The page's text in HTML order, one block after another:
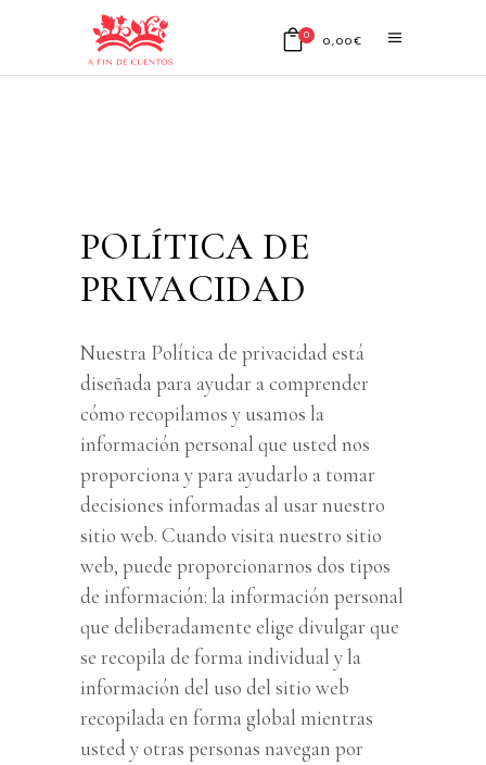
0 0,00€
POLÍTICA DE
PRIVACIDAD
Nuestra Política de privacidad está
diseñada para ayudar a comprender
cómo recopilamos y usamos la
información personal que usted nos
proporciona y para ayudarlo a tomar
decisiones informadas al usar nuestro
sitio web. Cuando visita nuestro sitio
web, puede proporcionarnos dos tipos
de información: la información personal
que deliberadamente elige divulgar que
se recopila de forma individual y la
información del uso del sitio web
recopilada en forma global mientras
usted y otras personas navegan por